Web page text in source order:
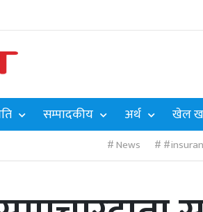
सम्पादकीय अर्थ खेल
News